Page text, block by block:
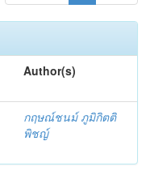
Author(s)
กฤษณ์ชนม์ ภูมิกิตติ
พิชญ์